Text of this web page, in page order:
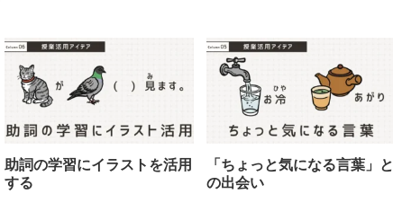
助詞の学習にイラストを活用
する
「ちょっと気になる言葉」と
の出会い